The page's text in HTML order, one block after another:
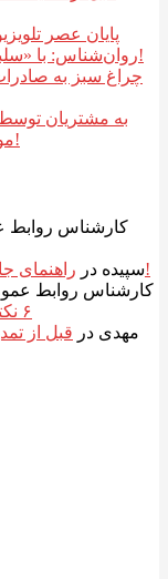
پایان عصر
روان‌شناس: با «سلبریتی‌سوزی» نمادهای اعتراضی نسازید!
چراغ سبز به
موتور/ غول تکنولوژی راهی خیابان ها شد!
کارشناس روابط
سپیده در
راهنمای جامع انتخاب بهترین آموزشگاه تیزهوشان!
کارشناس روابط
۶ نکته را بدانید تا هزینه کمتری پرداخت کنید
مهدی در